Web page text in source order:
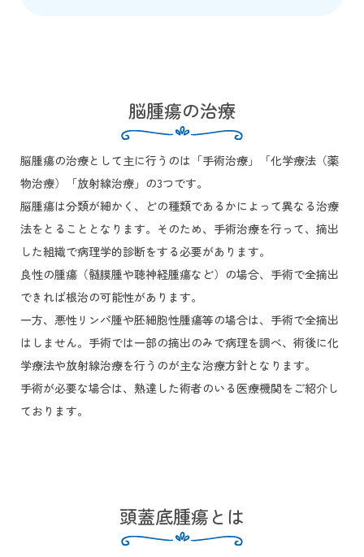
脳腫瘍の治療
脳腫瘍の治療として主に行うのは「手術治療」「化学療法（薬
物治療）「放射線治療」の3つです。
脳腫瘍は分類が細かく、どの種類であるかによって異なる治療
法をとることとなります。そのため、手術治療を行って、摘出
した組織で病理学的診断をする必要があります。
良性の腫瘍（髄膜腫や聴神経腫瘍など）の場合、手術で全摘出
できれば根治の可能性があります。
一方、悪性リンパ腫や胚細胞性腫瘍等の場合は、手術で全摘出
はしません。手術では一部の摘出のみで病理を調べ、術後に化
学療法や放射線治療を行うのが主な治療方針となります。
手術が必要な場合は、熟達した術者のいる医療機関をご紹介し
ております。
頭蓋底腫瘍とは